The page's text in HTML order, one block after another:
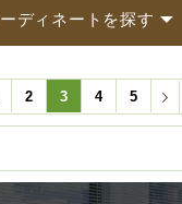
ディネートを探す
2 3 4 5